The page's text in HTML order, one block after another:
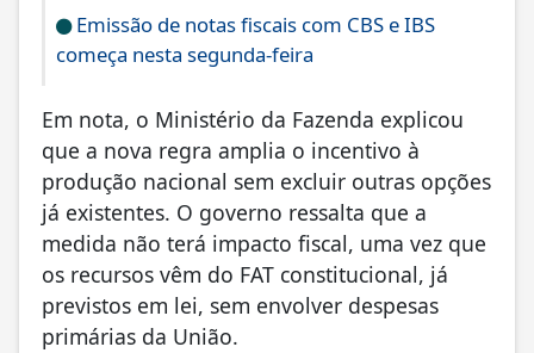
Emissão de notas fiscais com CBS e IBS
começa nesta segunda-feira
Em nota, o Ministério da Fazenda explicou
que a nova regra amplia o incentivo à
produção nacional sem excluir outras opções
já existentes. O governo ressalta que a
medida não terá impacto fiscal, uma vez que
os recursos vêm do FAT constitucional, já
previstos em lei, sem envolver despesas
primárias da União.